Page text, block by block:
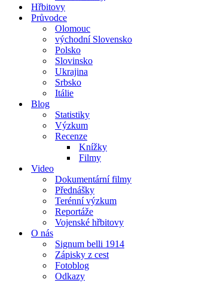
Hřbitovy
Průvodce
Olomouc
východní Slovensko
Polsko
Slovinsko
Ukrajina
Srbsko
Itálie
Blog
Statistiky
Výzkum
Recenze
Knížky
Filmy
Video
Dokumentární filmy
Přednášky
Terénní výzkum
Reportáže
Vojenské hřbitovy
O nás
Signum belli 1914
Zápisky z cest
Fotoblog
Odkazy